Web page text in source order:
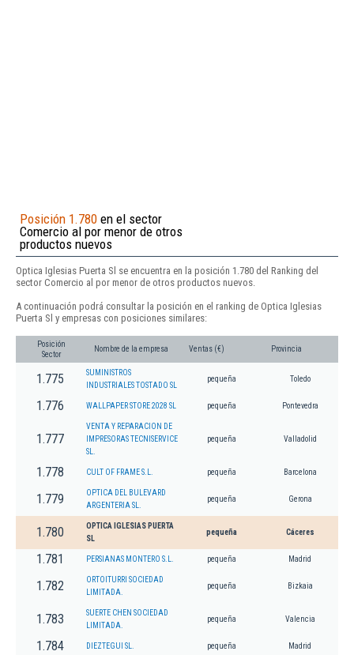
Posición 1.780 en el sector
Comercio al por menor de otros
productos nuevos
Optica Iglesias Puerta Sl se encuentra en la posición 1.780 del Ranking del
sector Comercio al por menor de otros productos nuevos.
A continuación podrá consultar la posición en el ranking de Optica Iglesias
Puerta Sl y empresas con posiciones similares:
Posición
Sector
Nombre de la empresa Ventas (€) Provincia
1.775
SUMINISTROS
INDUSTRIALES TOSTADO SL
pequeña Toledo
1.776 WALLPAPER STORE 2028 SL pequeña Pontevedra
1.777
VENTA Y REPARACION DE
IMPRESORAS TECNISERVICE
SL.
pequeña Valladolid
1.778 CULT OF FRAME S.L. pequeña Barcelona
1.779
OPTICA DEL BULEVARD
ARGENTERIA SL.
pequeña Gerona
1.780
OPTICA IGLESIAS PUERTA
SL
pequeña Cáceres
1.781 PERSIANAS MONTERO S.L. pequeña Madrid
1.782
ORTOITURRI SOCIEDAD
LIMITADA.
pequeña Bizkaia
1.783
SUERTE CHEN SOCIEDAD
LIMITADA.
pequeña Valencia
1.784 DIEZTEGUI SL. pequeña Madrid